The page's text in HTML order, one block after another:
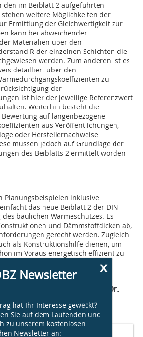
den im Beiblatt 2 aufgeführten
weitere Möglichkeiten der
Ermittlung der Gleichwertigkeit zur
kann bei abweichender
Materialien über den
R der einzelnen Schichten die
werden. Zum anderen ist es
detailliert über den
zu
der
ist hier der jeweilige Referenzwert
Weiterhin besteht die
auf längenbezogene
aus Veröffentlichungen,
oder Herstellernachweise
müssen jedoch auf Grundlage der
des Beiblatts 2 ermittelt worden
Planungsbeispielen inklusive
das neue Beiblatt 2 der DIN
baulichen Wärmeschutzes. Es
und Dämmstoffdicken ab,
gerecht werden. Zugleich
als Konstruktionshilfe dienen, um
im Voraus energetisch effizient zu
Klatecki ist seit 2015
des Ingenieurbüros Prof. Dr.
Kassel und Mitglied im
Wärmetransport
x
Newsletter
hat Ihr Interesse geweckt?
Sie auf dem Laufenden und
zu unserem kostenlosen
Newsletter an: